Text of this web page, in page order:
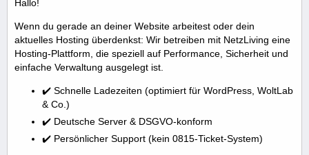
Hallo!
Wenn du gerade an deiner Website arbeitest oder dein
aktuelles Hosting überdenkst: Wir betreiben mit NetzLiving eine
Hosting-Plattform, die speziell auf Performance, Sicherheit und
einfache Verwaltung ausgelegt ist.
✔️ Schnelle Ladezeiten (optimiert für WordPress, WoltLab
& Co.)
✔️ Deutsche Server & DSGVO-konform
✔️ Persönlicher Support (kein 0815-Ticket-System)